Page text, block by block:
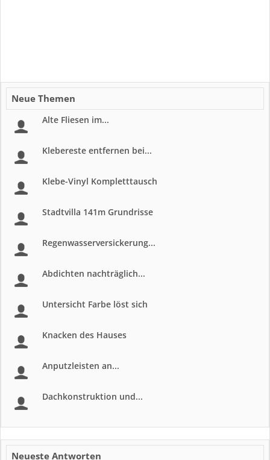
Neue Themen
Alte Fliesen im...
Klebereste entfernen bei...
Klebe-Vinyl Kompletttausch
Stadtvilla 141m Grundrisse
Regenwasserversickerung...
Abdichten nachträglich...
Untersicht Farbe löst sich
Knacken des Hauses
Anputzleisten an...
Dachkonstruktion und...
Neueste Antworten